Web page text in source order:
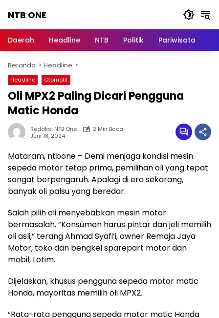
NTB ONE
dan
Berita
Lombok
Daerah Headline NTB Politik Pariwisata
Beranda Headline
Headline Otomotif
Oli MPX2 Paling Dicari Pengguna
Matic Honda
Redaksi NTB One
2 Min Baca
Juni 18, 2024
Mataram, ntbone – Demi menjaga kondisi mesin
sepeda motor tetap prima, pemilihan oli yang tepat
sangat berpengaruh. Apalagi di era sekarang,
banyak oli palsu yang beredar.
Salah pilih oli menyebabkan mesin motor
bermasalah. ”Konsumen harus pintar dan jeli memilih
oli asli,” terang Ahmad Syafi’i, owner Remaja Jaya
Motor, toko dan bengkel sparepart motor dan
mobil, Lotim.
Dijelaskan, khusus pengguna sepeda motor matic
Honda, mayoritas memilih oli MPX2.
“Rata-rata pengguna sepeda motor matic Honda